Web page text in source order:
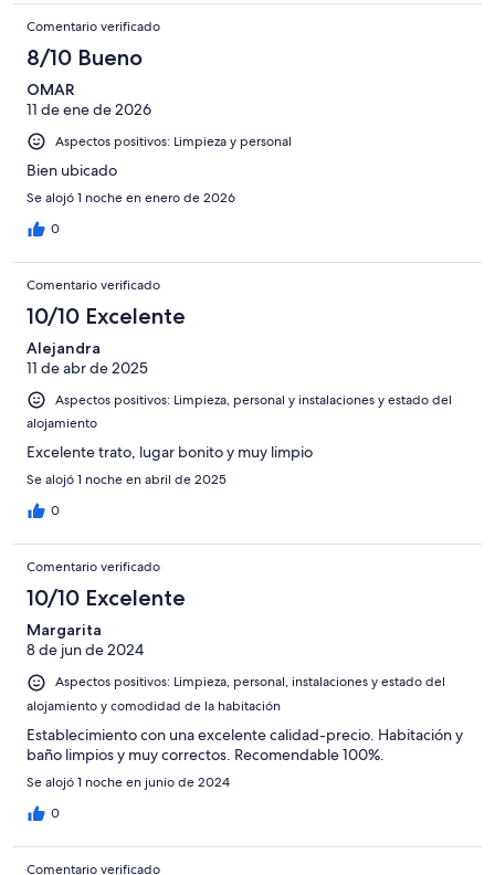
Comentario verificado
8/10 Bueno
OMAR
11 de ene de 2026
Aspectos positivos: Limpieza y personal
Bien ubicado
Se alojó 1 noche en enero de 2026
0
Comentario verificado
10/10 Excelente
Alejandra
11 de abr de 2025
Aspectos positivos: Limpieza, personal y instalaciones y estado del
alojamiento
Excelente trato, lugar bonito y muy limpio
Se alojó 1 noche en abril de 2025
0
Comentario verificado
10/10 Excelente
Margarita
8 de jun de 2024
Aspectos positivos: Limpieza, personal, instalaciones y estado del
alojamiento y comodidad de la habitación
Establecimiento con una excelente calidad-precio. Habitación y
baño limpios y muy correctos. Recomendable 100%.
Se alojó 1 noche en junio de 2024
0
Comentario verificado